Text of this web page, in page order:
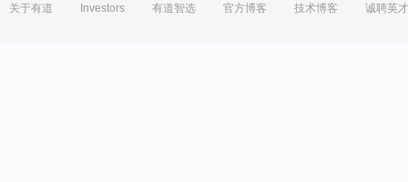
关于有道 Investors 有道智选 官方博客 技术博客 诚聘英才